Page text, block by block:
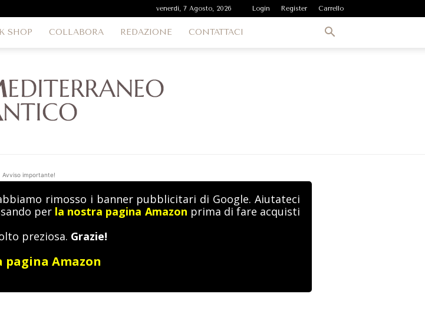
venerdì, 7 Agosto, 2026 Login Register Carrello
SHOP COLLABORA REDAZIONE CONTATTACI
MediterraneoAntico
Avviso importante!
rimosso i banner pubblicitari di Google. Aiutateci
per la nostra pagina Amazon prima di fare acquisti
preziosa. Grazie!
pagina Amazon